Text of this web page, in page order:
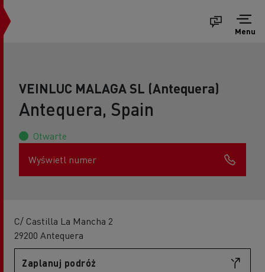
Menu
VEINLUC MALAGA SL (Antequera)
Antequera, Spain
Otwarte
Wyświetl numer
C/ Castilla La Mancha 2
29200 Antequera
Zaplanuj podróż